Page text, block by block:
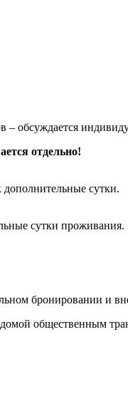
– обсуждается
отдельно!
дополнительные сутки.
сутки проживания.
бронировании и
домой общественным